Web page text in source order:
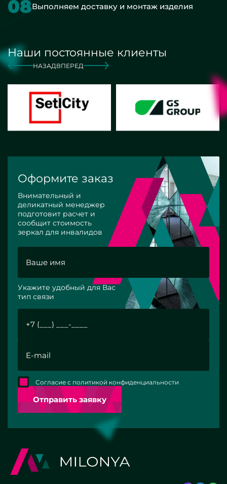
08Выполняем доставку и монтаж изделия
Наши постоянные клиенты
НАЗАД ВПЕРЕД
Оформите заказ
Внимательный и
деликатный менеджер
подготовит расчет и
сообщит стоимость
зеркал для инвалидов
Укажите удобный для Вас
тип связи
Отправить заявку
Согласие с политикой конфиденциальности